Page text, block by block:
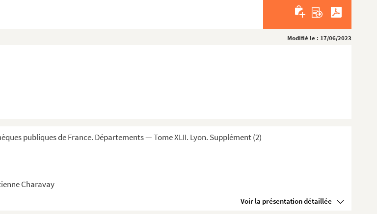
Modifié le : 17/06/2023
publiques de France. Départements — Tome XLII. Lyon. Supplément (2)
Charavay
Voir la présentation détaillée
au bas d'un certificat daté de 182...
au couvent de la Guillotière (Ly...
beaux-arts de Lyon